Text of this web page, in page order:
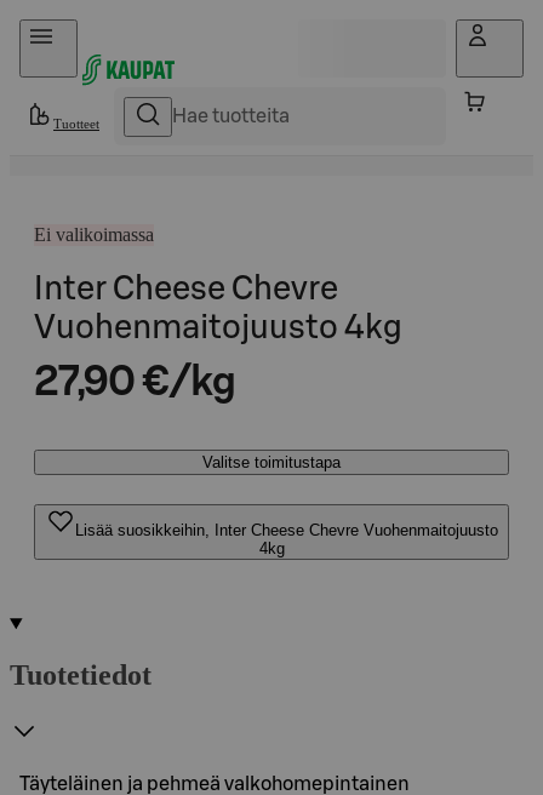
Hyppää sisältöön
Tuotteet
Ei valikoimassa
Inter Cheese Chevre
Vuohenmaitojuusto 4kg
27,90 €/kg
Valitse toimitustapa
Lisää suosikkeihin, Inter Cheese Chevre Vuohenmaitojuusto
4kg
Tuotetiedot
Täyteläinen ja pehmeä valkohomepintainen